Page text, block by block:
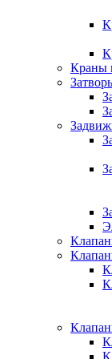
Краны